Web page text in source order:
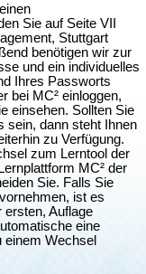
Sie auf Seite VII
Stuttgart
benötigen wir zur
und ein individuelles
Ihres Passworts
bei MC² einloggen,
einsehen. Sollten Sie
sein, dann steht Ihnen
zu Verfügung.
zum Lerntool der
MC² der
Sie. Falls Sie
ist es
ersten, Auflage
eine
einem Wechsel